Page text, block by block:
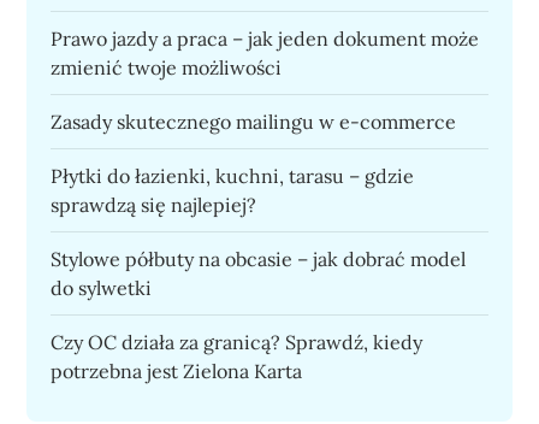
Prawo jazdy a praca – jak jeden dokument może
zmienić twoje możliwości
Zasady skutecznego mailingu w e-commerce
Płytki do łazienki, kuchni, tarasu – gdzie
sprawdzą się najlepiej?
Stylowe półbuty na obcasie – jak dobrać model
do sylwetki
Czy OC działa za granicą? Sprawdź, kiedy
potrzebna jest Zielona Karta